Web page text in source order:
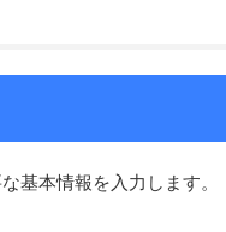
基本情報を入力します。